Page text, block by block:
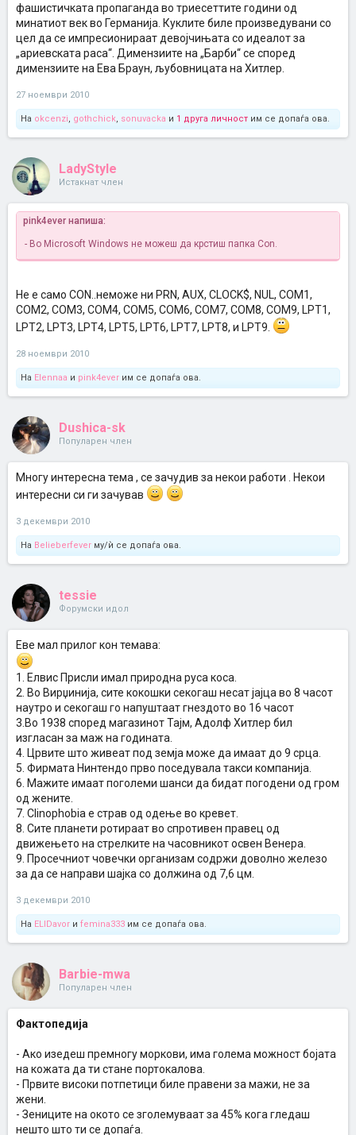
фашистичката пропаганда во триесеттите години од
минатиот век во Германија. Куклите биле произведувани со
цел да се импресионираат девојчињата со идеалот за
„ариевската раса“. Димензиите на „Барби“ се според
димензиите на Ева Браун, љубовницата на Хитлер.
27 ноември 2010
На okcenzi, gothchick, sonuvacka и 1 друга личност им се допаѓа ова.
LadyStyle
Истакнат член
pink4ever напиша:
- Во Microsoft Windows не можеш да крстиш папка Con.
Не е само CON..неможе ни PRN, AUX, CLOCK$, NUL, COM1,
COM2, COM3, COM4, COM5, COM6, COM7, COM8, COM9, LPT1,
LPT2, LPT3, LPT4, LPT5, LPT6, LPT7, LPT8, и LPT9.
28 ноември 2010
На Elennaa и pink4ever им се допаѓа ова.
Dushica-sk
Популарен член
Многу интересна тема , се зачудив за некои работи . Некои
интересни си ги зачував
3 декември 2010
На Belieberfever му/ѝ се допаѓа ова.
tessie
Форумски идол
Еве мал прилог кон темава:
1. Елвис Присли имал природна руса коса.
2. Во Вирџинија, сите кокошки секогаш несат јајца во 8 часот
наутро и секогаш го напуштаат гнездото во 16 часот
3.Во 1938 според магазинот Тајм, Адолф Хитлер бил
изгласан за маж на годината.
4. Црвите што живеат под земја може да имаат до 9 срца.
5. Фирмата Нинтендо прво поседувала такси компанија.
6. Мажите имаат поголеми шанси да бидат погодени од гром
од жените.
7. Clinophobia е страв од одење во кревет.
8. Сите планети ротираат во спротивен правец од
движењето на стрелките на часовникот освен Венера.
9. Просечниот човечки организам содржи доволно железо
за да се направи шајка со должина од 7,6 цм.
3 декември 2010
На ELIDavor и femina333 им се допаѓа ова.
Barbie-mwa
Популарен член
Фактопедија
- Aко изедеш премногу моркови, има голема можност бојата
на кожата да ти стане портокалова.
- Првите високи потпетици биле правени за мажи, не за
жени.
- Зениците на окото се зголемуваат за 45% кога гледаш
нешто што ти се допаѓа.